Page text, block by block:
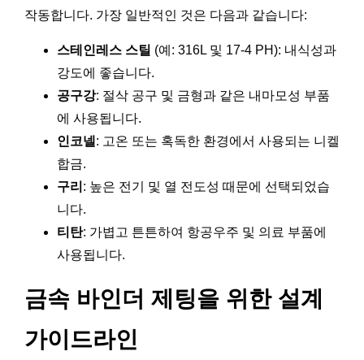
작동합니다. 가장 일반적인 것은 다음과 같습니다:
스테인레스 스틸 (예: 316L 및 17-4 PH): 내식성과
강도에 좋습니다.
공구강: 절삭 공구 및 금형과 같은 내마모성 부품
에 사용됩니다.
인코넬 : 고온 또는 혹독한 환경에서 사용되는 니켈
합금.
구리 : 높은 전기 및 열 전도성 때문에 선택되었습
니다.
티탄: 가볍고 튼튼하여 항공우주 및 의료 부품에
사용됩니다.
금속 바인더 제팅을 위한 설계
가이드라인